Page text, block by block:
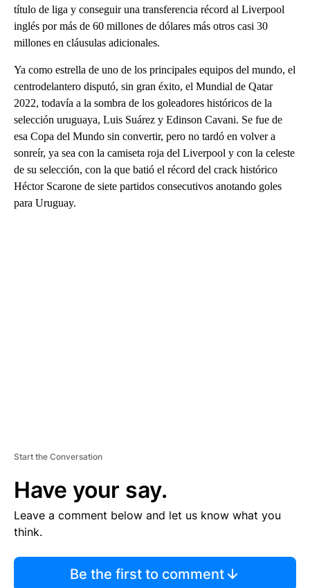
título de liga y conseguir una transferencia récord al Liverpool
inglés por más de 60 millones de dólares más otros casi 30
millones en cláusulas adicionales.
Ya como estrella de uno de los principales equipos del mundo, el
centrodelantero disputó, sin gran éxito, el Mundial de Qatar
2022, todavía a la sombra de los goleadores históricos de la
selección uruguaya, Luis Suárez y Edinson Cavani. Se fue de
esa Copa del Mundo sin convertir, pero no tardó en volver a
sonreír, ya sea con la camiseta roja del Liverpool y con la celeste
de su selección, con la que batió el récord del crack histórico
Héctor Scarone de siete partidos consecutivos anotando goles
para Uruguay.
Start the Conversation
Have your say.
Leave a comment below and let us know what you
think.
Be the first to comment